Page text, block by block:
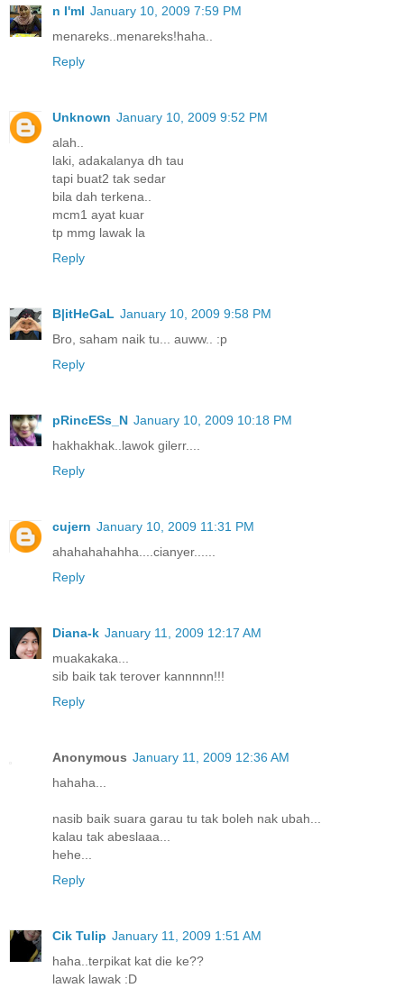
n I'mI January 10, 2009 7:59 PM
menareks..menareks!haha..
Reply
Unknown January 10, 2009 9:52 PM
alah..
laki, adakalanya dh tau
tapi buat2 tak sedar
bila dah terkena..
mcm1 ayat kuar
tp mmg lawak la
Reply
B|itHeGaL January 10, 2009 9:58 PM
Bro, saham naik tu... auww.. :p
Reply
pRincESs_N January 10, 2009 10:18 PM
hakhakhak..lawok gilerr....
Reply
cujern January 10, 2009 11:31 PM
ahahahahahha....cianyer......
Reply
Diana-k January 11, 2009 12:17 AM
muakakaka...
sib baik tak terover kannnnn!!!
Reply
Anonymous January 11, 2009 12:36 AM
hahaha...
nasib baik suara garau tu tak boleh nak ubah...
kalau tak abeslaaa...
hehe...
Reply
Cik Tulip January 11, 2009 1:51 AM
haha..terpikat kat die ke??
lawak lawak :D